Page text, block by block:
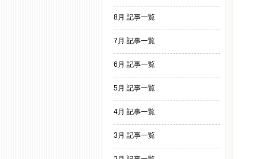
8月 記事一覧
7月 記事一覧
6月 記事一覧
5月 記事一覧
4月 記事一覧
3月 記事一覧